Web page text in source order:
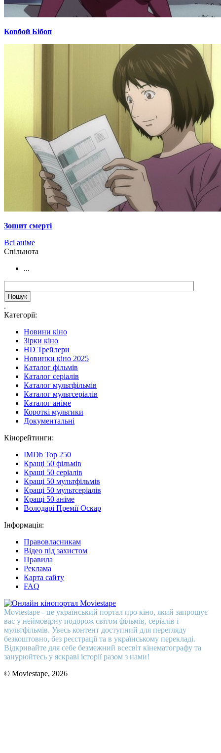
Ковбой Бібоп
Зошит смерті
Всі аніме
Cпільнота
...
.
Категорії:
Новини кіно
Зірки кіно
HD Трейлери
Новинки кіно 2025
Каталог фільмів
Каталог серіалів
Каталог мультфільмів
Каталог мультсеріалів
Каталог аніме
Короткі мультики
Документальні
Кінорейтинги:
IMDb Top 250
Кращі 50 фільмів
Кращі 50 серіалів
Кращі 50 мультфільмів
Кращі 50 мультсеріалів
Кращі 50 аніме
Володарі Премії Оскар
Інформація:
Правовласникам
Відео під захистом
Правила
Реклама
Карта сайту
FAQ
Moviestape - це український портал про кіно, який запрошує
вас у неймовірну подорож світом фільмів, серіалів і
мультфільмів. Увесь контент доступний для перегляду
безкоштовно, без реєстрації та в українському перекладі.
Відкривайте для себе безмежний всесвіт кінематографу та
занурюйтесь у яскраві історії разом з нами!
© Moviestape, 2026